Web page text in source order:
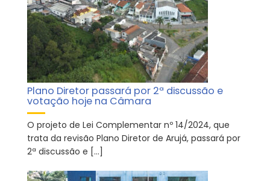
Plano Diretor passará por 2ª discussão e
votação hoje na Câmara
O projeto de Lei Complementar nº 14/2024, que
trata da revisão Plano Diretor de Arujá, passará por
2ª discussão e […]